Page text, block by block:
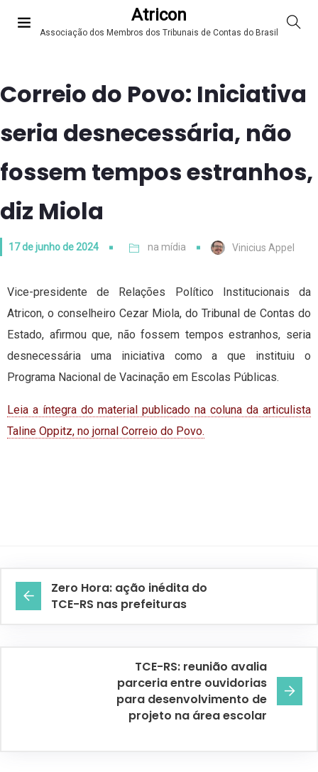
Atricon
Associação dos Membros dos Tribunais de Contas do Brasil
Correio do Povo: Iniciativa
seria desnecessária, não
fossem tempos estranhos,
diz Miola
17 de junho de 2024 na mídia Vinicius Appel
Vice-presidente de Relações Político Institucionais da
Atricon, o conselheiro Cezar Miola, do Tribunal de Contas do
Estado, afirmou que, não fossem tempos estranhos, seria
desnecessária uma iniciativa como a que instituiu o
Programa Nacional de Vacinação em Escolas Públicas.
Leia a íntegra do material publicado na coluna da articulista
Taline Oppitz, no jornal Correio do Povo.
Zero Hora: ação inédita do
TCE-RS nas prefeituras
TCE-RS: reunião avalia
parceria entre ouvidorias
para desenvolvimento de
projeto na área escolar